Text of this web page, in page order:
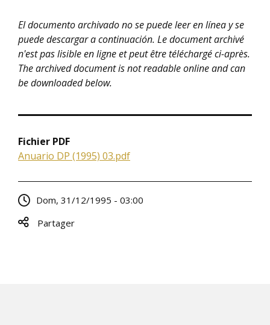
El documento archivado no se puede leer en línea y se
puede descargar a continuación. Le document archivé
n'est pas lisible en ligne et peut être téléchargé ci-après.
The archived document is not readable online and can
be downloaded below.
Fichier PDF
Anuario DP (1995) 03.pdf
Dom, 31/12/1995 - 03:00
Partager